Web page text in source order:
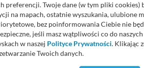
preferencji. Twoje dane (w tym pliki cookies)
na mapach, ostatnie wyszukania, ulubione
bez poinformowania Ciebie nie
jeśli masz wątpliwości co do
w naszej Polityce Prywatności. Klikając
Twoich danych.